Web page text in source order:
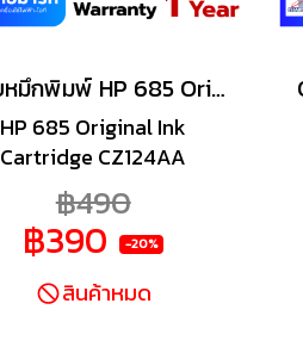
ตลับหมึกพิมพ์ HP 685 Original Ink Cartridge CZ124AA (Yellow)
HP 685 Original Ink
Cartridge CZ124AA
(Yellow)
฿490
฿390 -20%
สินค้าหมด